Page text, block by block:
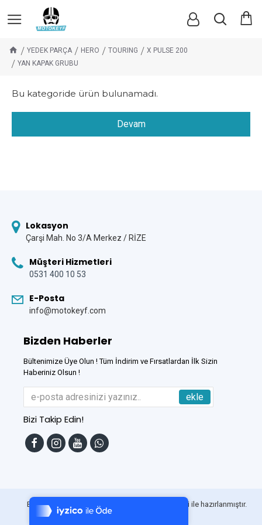
7/24 Canlı Destek
%100 Sorunsuz Alışveriş
YEDEK PARÇA HERO TOURING
X PULSE 200
YAN KAPAK GRUBU
Bu kategoride ürün bulunamadı.
Devam
Lokasyon
Çarşi Mah. No 3/A Merkez / RİZE
Müşteri Hizmetleri
0531 400 10 53
E-Posta
info@motokeyf.com
Bizden Haberler
Bültenimize Üye Olun ! Tüm İndirim ve Fırsatlardan İlk Sizin
Haberiniz Olsun !
ekle
Bizi Takip Edin!
Bu Site DumanSoft Gelişmiş E-Ticaret sistemleri ile hazırlanmıştır.